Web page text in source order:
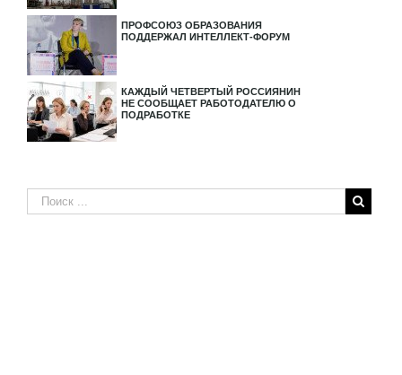
ПРОФСОЮЗ ОБРАЗОВАНИЯ
ПОДДЕРЖАЛ ИНТЕЛЛЕКТ-ФОРУМ
КАЖДЫЙ ЧЕТВЕРТЫЙ РОССИЯНИН
НЕ СООБЩАЕТ РАБОТОДАТЕЛЮ О
ПОДРАБОТКЕ